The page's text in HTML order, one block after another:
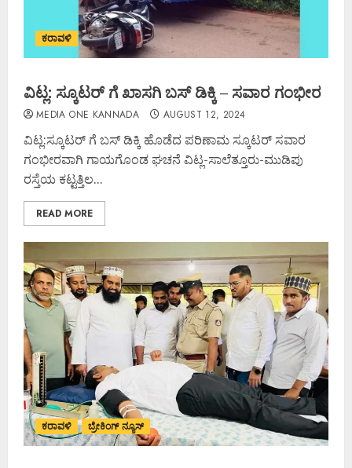
ಕರಾವಳಿ
ವಿಟ್ಲ: ಸ್ಕೂಟರ್ ಗೆ ಖಾಸಗಿ ಬಸ್ ಡಿಕ್ಕಿ – ಸವಾರ ಗಂಭೀರ
MEDIA ONE KANNADA AUGUST 12, 2024
ವಿಟ್ಲ:ಸ್ಕೂಟರ್ ಗೆ ಬಸ್ ಡಿಕ್ಕಿ ಹೊಡೆದ ಪರಿಣಾಮ ಸ್ಕೂಟರ್ ಸವಾರ
ಗಂಭೀರವಾಗಿ ಗಾಯಗೊಂಡ ಘಚನೆ ವಿಟ್ಲ-ಸಾಲೆತ್ತೂರು-ಮುಡಿಪು
ರಸ್ತೆಯ ಕಟ್ಟತ್ತಿಲ...
READ MORE
ಕರಾವಳಿ ಬ್ರೇಕಿಂಗ್ ನ್ಯೂಸ್